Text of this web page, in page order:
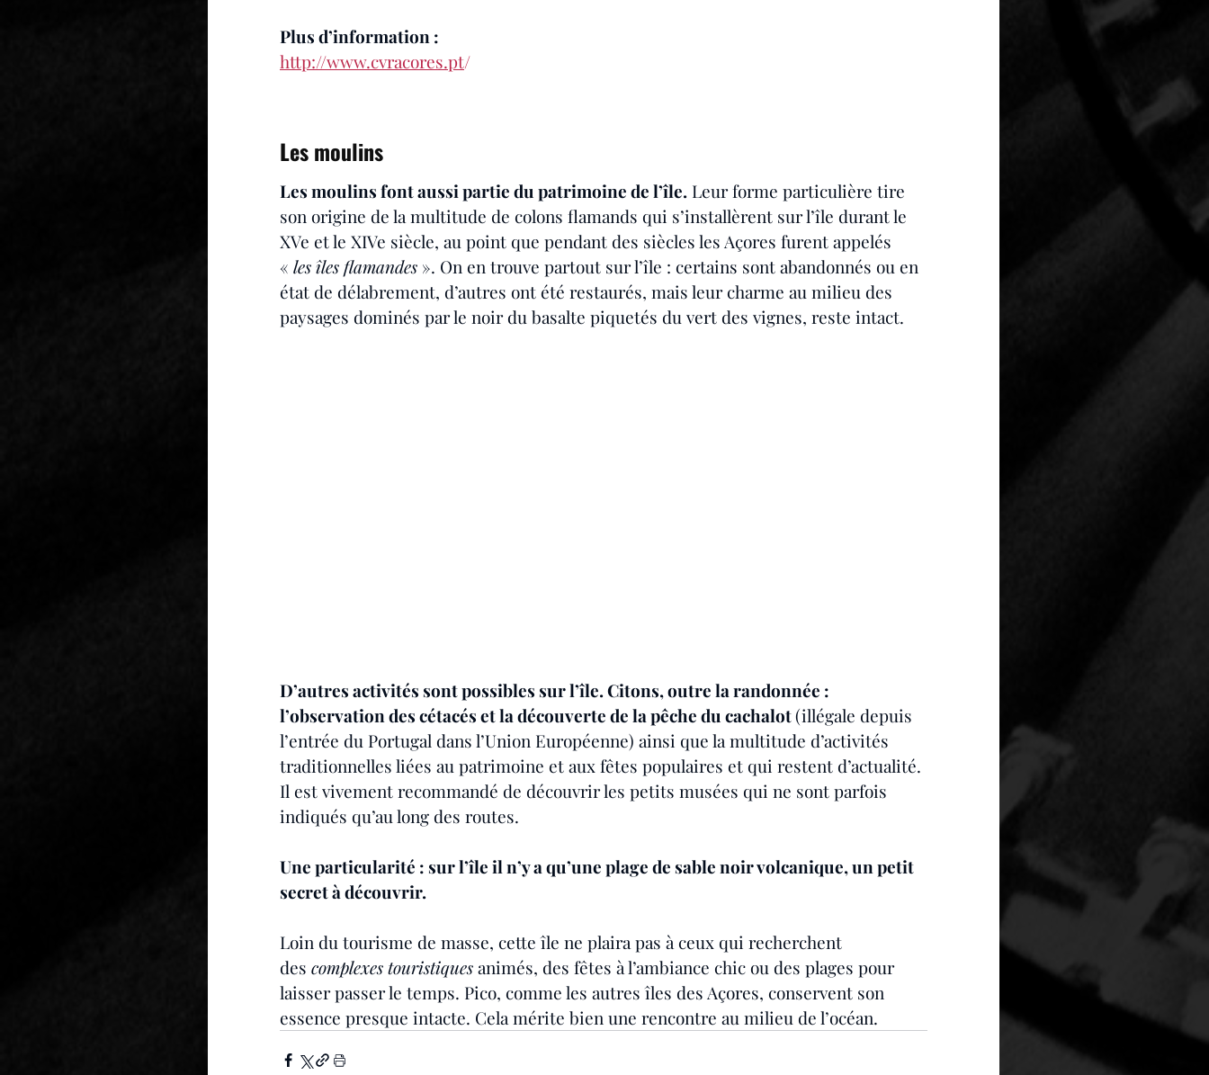
Plus d’information :
http://www.cvracores.pt/
Les moulins
Les moulins font aussi partie du patrimoine de l’île. Leur forme particulière tire
son origine de la multitude de colons flamands qui s’installèrent sur l’île durant le
XVe et le XIVe siècle, au point que pendant des siècles les Açores furent appelés
« les îles flamandes ». On en trouve partout sur l’île : certains sont abandonnés ou en
état de délabrement, d’autres ont été restaurés, mais leur charme au milieu des
paysages dominés par le noir du basalte piquetés du vert des vignes, reste intact.
D’autres activités sont possibles sur l’île. Citons, outre la randonnée :
l’observation des cétacés et la découverte de la pêche du cachalot (illégale depuis
l’entrée du Portugal dans l’Union Européenne) ainsi que la multitude d’activités
traditionnelles liées au patrimoine et aux fêtes populaires et qui restent d’actualité.
Il est vivement recommandé de découvrir les petits musées qui ne sont parfois
indiqués qu’au long des routes.
Une particularité : sur l’île il n’y a qu’une plage de sable noir volcanique, un petit
secret à découvrir.
Loin du tourisme de masse, cette île ne plaira pas à ceux qui recherchent
des complexes touristiques animés, des fêtes à l’ambiance chic ou des plages pour
laisser passer le temps. Pico, comme les autres îles des Açores, conservent son
essence presque intacte. Cela mérite bien une rencontre au milieu de l’océan.